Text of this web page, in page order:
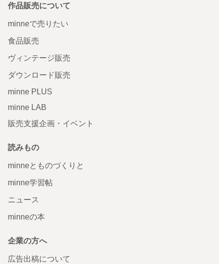
作品販売について
minneで売りたい
食品販売
ヴィンテージ販売
ダウンロード販売
minne PLUS
minne LAB
販売支援企画・イベント
読みもの
minneとものづくりと
minne学習帖
ニュース
minneの本
企業の方へ
広告出稿について